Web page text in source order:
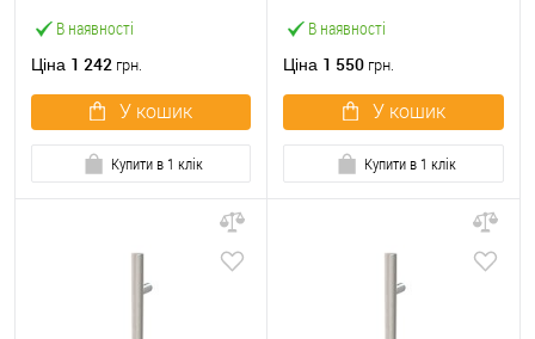
В наявності
Ціна 1 242 грн.
У кошик
Купити в 1 клік
В наявності
Ціна 1 550 грн.
У кошик
Купити в 1 клік